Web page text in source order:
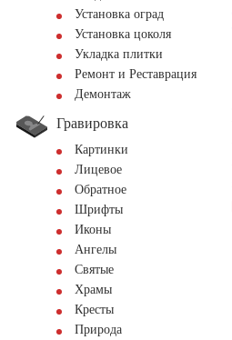
Установка оград
Установка цоколя
Укладка плитки
Ремонт и Реставрация
Демонтаж
Гравировка
Картинки
Лицевое
Обратное
Шрифты
Иконы
Ангелы
Святые
Храмы
Кресты
Природа